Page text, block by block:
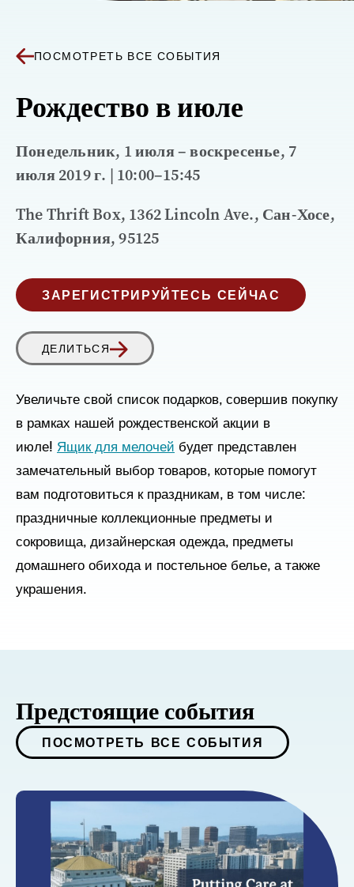
ПОСМОТРЕТЬ ВСЕ СОБЫТИЯ
Рождество в июле
Понедельник, 1 июля – воскресенье, 7
июля 2019 г. | 10:00–15:45
The Thrift Box, 1362 Lincoln Ave., Сан-Хосе,
Калифорния, 95125
ЗАРЕГИСТРИРУЙТЕСЬ СЕЙЧАС
ДЕЛИТЬСЯ
Увеличьте свой список подарков, совершив покупку
в рамках нашей рождественской акции в
июле! Ящик для мелочей будет представлен
замечательный выбор товаров, которые помогут
вам подготовиться к праздникам, в том числе:
праздничные коллекционные предметы и
сокровища, дизайнерская одежда, предметы
домашнего обихода и постельное белье, а также
украшения.
Предстоящие события
ПОСМОТРЕТЬ ВСЕ СОБЫТИЯ